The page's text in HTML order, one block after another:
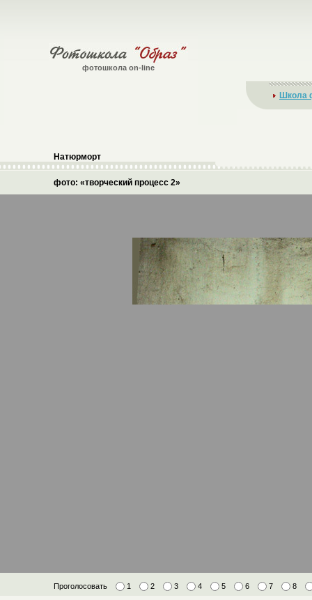
фотошкола on-line
Школа
Натюрморт
фото: «творческий процесс 2»
Проголосовать 1 2 3 4 5 6 7 8